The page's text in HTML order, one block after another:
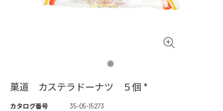
菓道 カステラドーナツ ５個 *
カタログ番号
35-05-15273